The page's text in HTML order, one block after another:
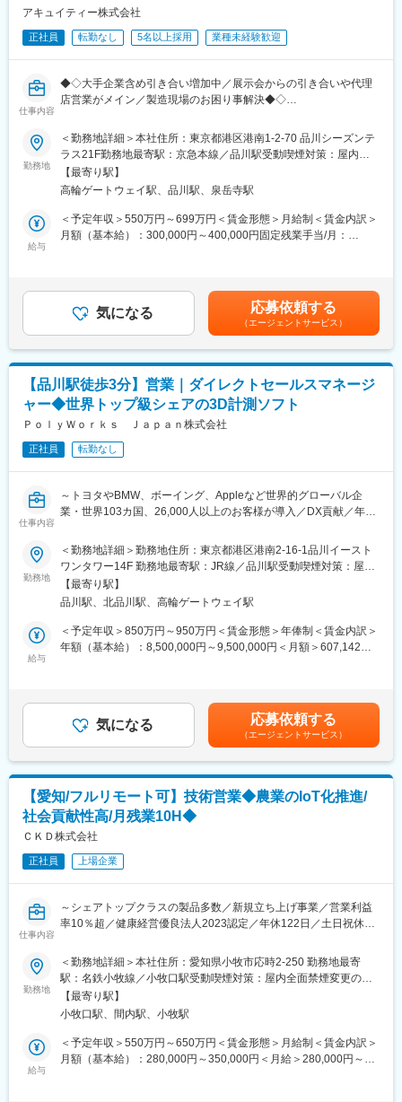
・介護施設向けの見守りDX
内エンジニアと検討し、PoC（概念実証）計画を策定、ROIを含
め提案
・クロージング：
見積作成、契約条件のすり合わせ、導入スケジュール調整
・導入支援：
必要に応じて導入準備や運用立ち上げをサポート
※案件単価は100～2,000万円規模。
す。
■サービス例：https://www.acuity-inc.co.jp/lp-bc-body/
設置したカメラ映像から骨格を検出して人の動きを数値化できる
工場の作業分析、品質検査や技能伝承、大学の研究室でのスポー
ツやフォーム解析などに活用されています。
導入研修を実施し、OJTで学んでいきます。
粗利を基準に評価軸を設けており、リーダーやマネージャーなど
以外にも、カスタマーサクセスなど部署横断でのキャリアアップ
／スキルアップが可能です。
■当社について：
3次元計測計測や画像処理に関わるソフトウェアおよび関連システ
ムの企画、設計、開発、製造、販売および保守・クラウドコンピ
ューティングを利用したシステムインテグレーション事業を展開
しています。
アキュイティー株式会社
正社員 転勤なし 5名以上採用 業種未経験歓迎
仕事内容
◆◇大手企業含め引き合い増加中／展示会からの引き合いや代理
店営業がメイン／製造現場のお困り事解決◆◇
■おすすめPOINT
＼先端テクノロジーで“見えないムダ”を可視化するソリューション
営業／
・モーションキャプチャ、AI画像処理、3次元測定など自社センシ
ングテックを武器に、製造業の課題を解決する提案営業ポジショ
など）の新規顧客担当をお任せします。組織としては4名の方がお
ります。
・新規顧客へのアプローチ（展示会、セミナー、紹介など）
・ヒアリング同席、議事録作成
・提案資料作成サポート
・デモの準備、進行補助
・見積書作成、契約手続きサポート
慣れてきた段階で、
・顧客との商談主担当
・提案ストーリー構築
・新規開拓戦略の立案
モーションキャプチャシステムでは400～500万円規模が標準で
す。
■サービス例：https://www.acuity-inc.co.jp/lp-bc-body/
システムです。
工場の作業分析、品質検査や技能伝承、大学の研究室でのスポー
・入社後は、自社製品・センシング技術・製造業の基本知識を学
ぶ導入研修を実施。その後もOJTで先輩と一緒に学ぶことが可能
です。
・営業としては、新規獲得(飛び込みなどは無/フォーマット等あ
り)とクロージングを対応し、技術面については他の部隊対応する
ため未経験や文系の方でもご活躍いただける環境です。
■当社について：
3次元計測計測や画像処理に関わるソフトウェアおよび関連システ
ムの企画、設計、開発、製造、販売および保守・クラウドコンピ
変更の範囲：会社の定める業務
勤務地
＜勤務地詳細＞本社住所：東京都港区港南1-2-70 品川シーズンテ
ラス21F勤務地最寄駅：京急本線／品川駅受動喫煙対策：屋内全
面禁煙変更の範囲：会社の定める事業所
【最寄り駅】
高輪ゲートウェイ駅、品川駅、泉岳寺駅
給与
＜予定年収＞550万円～699万円＜賃金形態＞月給制＜賃金内訳＞
月額（基本給）：300,000円～400,000円固定残業手当/月：
与：年2回（3月・9月）※過去実績：年間総計2ヶ月分■昇給：年1
回（9月）※個人成果による賃金はあくまでも目安の金額であり、
選考を通じて上下する可能性があります。月給(月額)は固定手当を
含めた表記です。
気になる 応募依頼する
（エージェントサービス）
【品川駅徒歩3分】営業｜ダイレクトセールスマネージ
ャー◆世界トップ級シェアの3D計測ソフト
ＰｏｌｙＷｏｒｋｓ Ｊａｐａｎ株式会社
正社員 転勤なし
仕事内容
～トヨタやBMW、ボーイング、Appleなど世界的グローバル企
業・世界103カ国、26,000人以上のお客様が導入／DX貢献／年休
■業務概要：
3D計測データソリューションのグローバルリーディングソフトウ
ェアカンパニーである当社にて、ダイレクトセールスマネージャ
ー業務をお任せします。
営業として、製造プロセスで段階的にDXを推進し、開発、設計、
測定、検査、品質管理の業務効率化、品質向上、リードタイムの
◇アカウントマネージャーが目標を達成できるよう支援し、指導
◇企業アカウントの動向を把握し、以下を実行
・営業チームの成長と目標達成に向けての助言・指導・コーチン
グ
・パフォーマンスを測定し、各種目標に関連する必要なフォロー
アップを実施
◇顧客および市場ニーズを理解し、成長機会を捉えながら、会社
の戦略的方向性に貢献
◇イベントや展示会に参加
◇新しいアカウントマネージャーの採用・トレーニングに参加
◇新たな戦略的イニシアチブの提案および開発に参加
トヨタ、ホンダ、フォルクスワーゲン、BMW、ロールスロイス、
ボーイング、エアバス、アップル、日立、三菱重工など
■当社について：
プロセスのデジタル化を実現するソフトウェア会社の日本法人で
す。700人の社員が企業の製造プロセスの核となる3D計測データ
勤務地
＜勤務地詳細＞勤務地住所：東京都港区港南2-16-1品川イースト
ワンタワー14F 勤務地最寄駅：JR線／品川駅受動喫煙対策：屋内
全面禁煙変更の範囲：会社の定める事業所（リモートワーク含
む）
【最寄り駅】
品川駅、北品川駅、高輪ゲートウェイ駅
給与
＜予定年収＞850万円～950万円＜賃金形態＞年俸制＜賃金内訳＞
年額（基本給）：8,500,000円～9,500,000円＜月額＞607,142円
月）賃金はあくまでも目安の金額であり、選考を通じて上下する
可能性があります。月給(月額)は固定手当を含めた表記です。
気になる 応募依頼する
（エージェントサービス）
【愛知/フルリモート可】技術営業◆農業のIoT化推進/
社会貢献性高/月残業10H◆
ＣＫＤ株式会社
正社員 上場企業
仕事内容
～シェアトップクラスの製品多数／新規立ち上げ事業／営業利益
率10％超／健康経営優良法人2023認定／年休122日／土日祝休み
■概要：
自社開発製品であるLTE対応リモートコントローラ（農業、陸上
養殖、芝地向け）の「CRSシリーズ」に関する企画/技術営業をご
担当いただきます。
【CRSとは】
ユーザーがスマホ一つで農場を制御・監視・管理し、スマート農
業を手軽に実現できるソリューションです。
勤務地
＜勤務地詳細＞本社住所：愛知県小牧市応時2-250 勤務地最寄
駅：名鉄小牧線／小牧口駅受動喫煙対策：屋内全面禁煙変更の範
囲：会社の定める事業所（リモートワーク含む）
【最寄り駅】
小牧口駅、間内駅、小牧駅
給与
＜予定年収＞550万円～650万円＜賃金形態＞月給制＜賃金内訳＞
月額（基本給）：280,000円～350,000円＜月給＞280,000円～